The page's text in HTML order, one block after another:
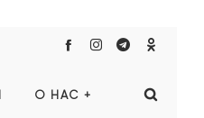
О НАС +